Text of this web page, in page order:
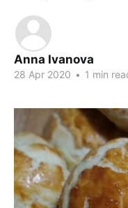
Anna Ivanova
28 Apr 2020 • 1 min